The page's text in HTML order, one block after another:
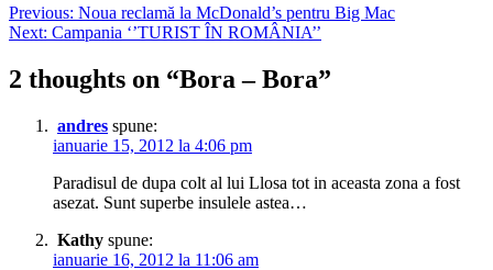
Navigare
în
articole
Previous: Noua reclamă la McDonald’s pentru Big Mac
Next: Campania ‘’TURIST ÎN ROMÂNIA’’
2 thoughts on “Bora – Bora”
andres spune:
ianuarie 15, 2012 la 4:06 pm
Paradisul de dupa colt al lui Llosa tot in aceasta zona a fost
asezat. Sunt superbe insulele astea…
Kathy spune:
ianuarie 16, 2012 la 11:06 am